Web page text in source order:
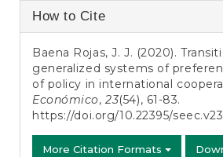
Article
Details
How to Cite
Baena Rojas, J. J. (2020).
generalized systems of
of policy in international
Económico,23(54), 61-83.
https://doi.org/10.22395/
More Citation Formats